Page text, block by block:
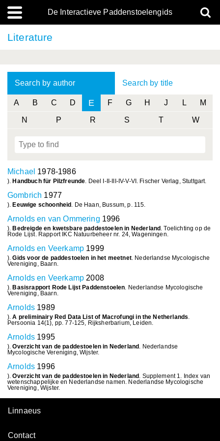
De Interactieve Paddenstoelengids
Literature
Search by author Search by title
A B C D E F G H J L M
N P R S T W
Michael 1978-1986
). Handbuch für Pilzfreunde. Deel I-II-III-IV-V-VI. Fischer Verlag, Stuttgart.
Gombrich 1977
). Eeuwige schoonheid . De Haan, Bussum, p. 115.
Arnolds en van Ommering 1996
). Bedreigde en kwetsbare paddestoelen in Nederland . Toelichting op de
Rode Lijst. Rapport IKC Natuurbeheer nr. 24, Wageningen.
Arnolds en Veerkamp 1999
).Gids voor de paddestoelen in het meetnet. Nederlandse Mycologische
Vereniging, Baarn.
Arnolds en Veerkamp 2008
). Basisrapport Rode Lijst Paddenstoelen. Nederlandse Mycologische
Vereniging, Baarn.
Arnolds 1989
).A preliminairy Red Data List of Macrofungi in the Netherlands.
Persoonia 14(1), pp. 77-125, Rijksherbarium, Leiden.
Arnolds 1995
).Overzicht van de paddestoelen in Nederland . Nederlandse
Mycologische Vereniging, Wijster.
Arnolds 1996
).Overzicht van de paddestoelen in Nederland . Supplement 1. Index van
wetenschappelijke en Nederlandse namen. Nederlandse Mycologische
Vereniging, Wijster.
Linnaeus
Contact